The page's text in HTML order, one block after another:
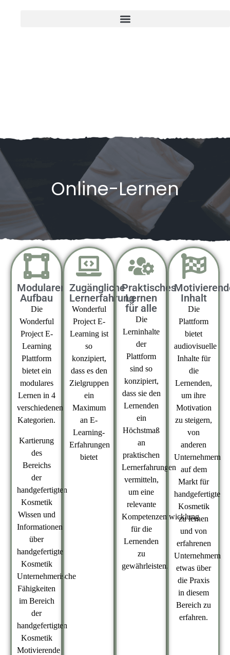
Online-Lernen
Modularer
Aufbau
Die
Wonderful
Project E-
Learning
Plattform
bietet ein
modulares
Lernen in 4
verschiedenen
Kategorien.
Kartierung
des
Bereichs
der
handgefertigten
Kosmetik
Wissen und
Informationen
über
handgefertigte
Kosmetik
Unternehmerische
Fähigkeiten
im Bereich
der
handgefertigten
Kosmetik
Motivierende
Zugängliche
Lernerfahrung
Wonderful
Project E-
Learning ist
so
konzipiert,
dass es den
Zielgruppen
ein
Maximum
an E-
Learning-
Erfahrungen
bietet
Praktisches
Lernen
für alle
Die
Lerninhalte
der
Plattform
sind so
konzipiert,
dass sie den
Lernenden
ein
Höchstmaß
an
praktischen
Lernerfahrungen
vermitteln,
um eine
relevante
Kompetenzentwicklung
für die
Lernenden
zu
gewährleisten.
Inhalt
Die
Plattform
bietet
audiovisuelle
Inhalte für
die
Lernenden,
um ihre
Motivation
zu steigern,
von
anderen
Unternehmern
auf dem
Markt für
handgefertigte
Kosmetik
zu lernen
und von
erfahrenen
Unternehmern
etwas über
die Praxis
in diesem
Bereich zu
erfahren.